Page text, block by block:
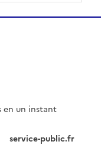
en un instant
service-public.fr